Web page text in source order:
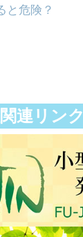
と危険？
連リンク